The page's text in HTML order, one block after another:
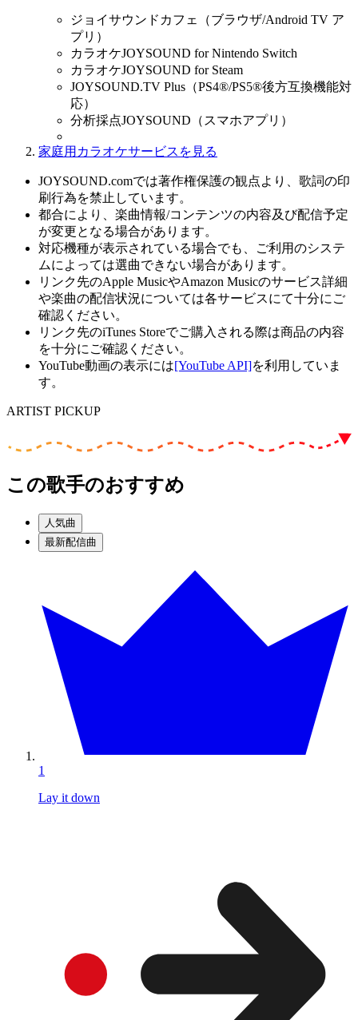
ジョイサウンドカフェ（ブラウザ/Android TV ア
プリ）
カラオケJOYSOUND for Nintendo Switch
カラオケJOYSOUND for Steam
JOYSOUND.TV Plus（PS4®/PS5®後方互換機能対
応）
分析採点JOYSOUND（スマホアプリ）
家庭用カラオケサービスを見る
JOYSOUND.comでは著作権保護の観点より、歌詞の印
刷行為を禁止しています。
都合により、楽曲情報/コンテンツの内容及び配信予定
が変更となる場合があります。
対応機種が表示されている場合でも、ご利用のシステ
ムによっては選曲できない場合があります。
リンク先のApple MusicやAmazon Musicのサービス詳細
や楽曲の配信状況については各サービスにて十分にご
確認ください。
リンク先のiTunes Storeでご購入される際は商品の内容
を十分にご確認ください。
YouTube動画の表示には[YouTube API]を利用していま
す。
ARTIST PICKUP
この歌手のおすすめ
人気曲
最新配信曲
1
Lay it down